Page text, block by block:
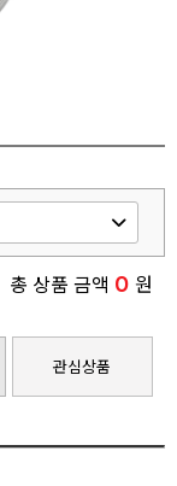
총 상품 금액 0 원
관심상품